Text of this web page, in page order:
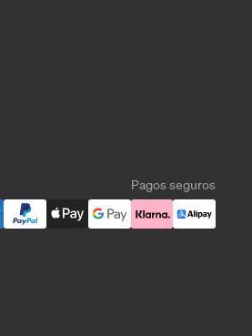
Pagos seguros